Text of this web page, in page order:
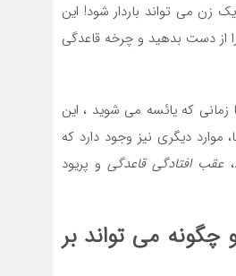
می تواند باردار شود! این
کلی منظم است و یک دوره ۲۸ روزه می باشد ؛ اگر مدت زمان ۲۸ روز را از دست بدهید و چرخه قاعدگی
زمانی که یائسه می شوید ، این
دیگری نیز وجود دارد که
عقب افتادگی قاعدگیو پریود
می تواند بر